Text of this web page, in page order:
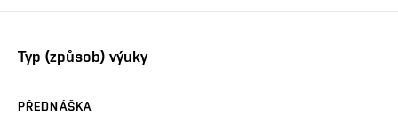
Typ (způsob) výuky
PŘEDNÁŠKA